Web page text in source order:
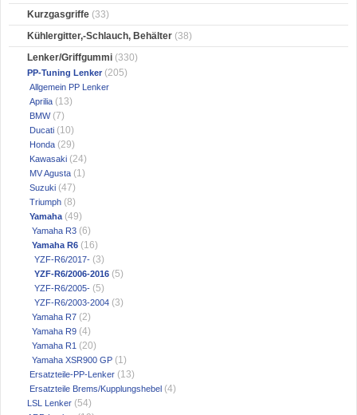
Kurzgasgriffe (33)
Kühlergitter,-Schlauch, Behälter (38)
Lenker/Griffgummi (330)
PP-Tuning Lenker (205)
Allgemein PP Lenker
Aprilia (13)
BMW(7)
Ducati (10)
Honda (29)
Kawasaki (24)
MV Agusta (1)
Suzuki (47)
Triumph (8)
Yamaha(49)
Yamaha R3 (6)
Yamaha R6 (16)
YZF-R6/2017- (3)
YZF-R6/2006-2016 (5)
YZF-R6/2005- (5)
YZF-R6/2003-2004 (3)
Yamaha R7 (2)
Yamaha R9 (4)
Yamaha R1 (20)
Yamaha XSR900 GP (1)
Ersatzteile-PP-Lenker (13)
Ersatzteile Brems/Kupplungshebel (4)
LSL Lenker (54)